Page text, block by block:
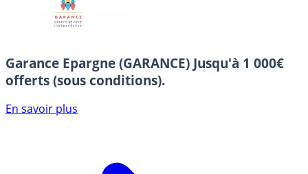
Garance Epargne (GARANCE) Jusqu'à 1 000€
offerts (sous conditions).
En savoir plus